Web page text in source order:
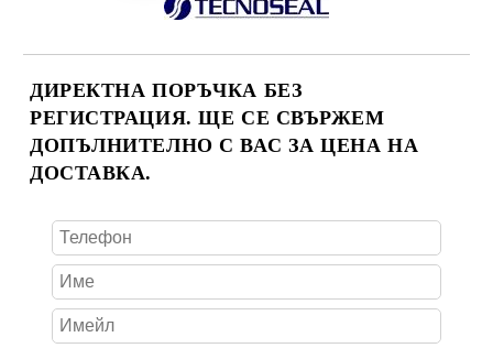
ДИРЕКТНА ПОРЪЧКА БЕЗ
РЕГИСТРАЦИЯ. ЩЕ СЕ СВЪРЖЕМ
ДОПЪЛНИТЕЛНО С ВАС ЗА ЦЕНА НА
ДОСТАВКА.